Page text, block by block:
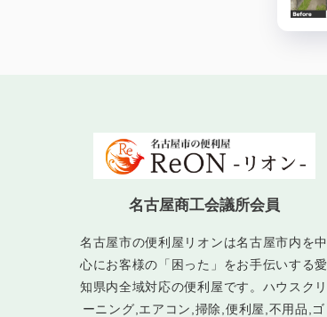
名古屋商工会議所会員
名古屋市の便利屋リオンは名古屋市内を中
心にお客様の「困った」をお手伝いする愛
知県内全域対応の便利屋です。ハウスクリ
ーニング,エアコン,掃除,便利屋,不用品,ゴ